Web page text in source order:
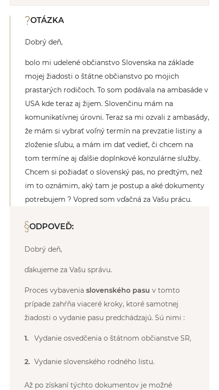
OTÁZKA
Dobrý deň,
bolo mi udelené občianstvo Slovenska na základe
mojej žiadosti o štátne občianstvo po mojich
prastarých rodičoch. To som podávala na ambasáde v
USA kde teraz aj žijem. Slovenčinu mám na
komunikatívnej úrovni. Teraz sa mi ozvali z ambasády,
že mám si vybrať voľný termín na prevzatie listiny a
zloženie sľubu, a mám im dať vedieť, či chcem na
tom termíne aj ďalšie doplnkové konzulárne služby.
Chcem si požiadať o slovenský pas, no predtým, než
im to oznámim, aký tam je postup a aké dokumenty
potrebujem ? Vopred som vďačná za Vašu prácu.
ODPOVEĎ:
Dobrý deň,
ďakujeme za Vašu správu.
Proces vybavenia slovenského pasu v tomto
prípade zahŕňa viaceré kroky, ktoré samotnej
žiadosti o vydanie pasu predchádzajú. Sú nimi :
Vydanie osvedčenia o štátnom občianstve SR,
Vydanie slovenského rodného listu.
Až po získaní týchto dokumentov je možné